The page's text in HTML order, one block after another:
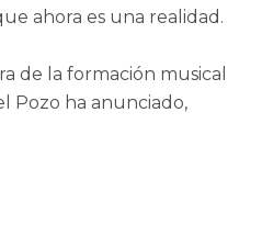
ahora es una realidad.
de la formación musical
Pozo ha anunciado,